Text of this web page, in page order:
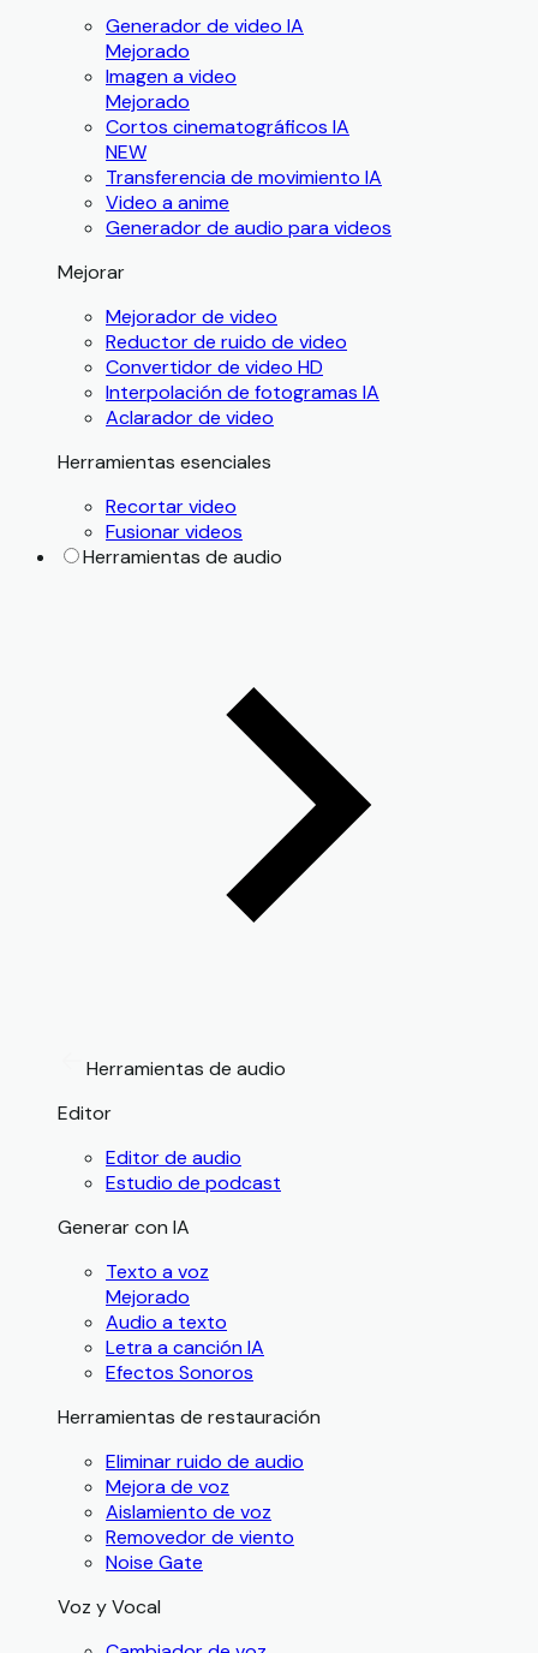
Generador de video IA
Mejorado
Imagen a video
Mejorado
Cortos cinematográficos IA
NEW
Transferencia de movimiento IA
Video a anime
Generador de audio para videos
Mejorar
Mejorador de video
Reductor de ruido de video
Convertidor de video HD
Interpolación de fotogramas IA
Aclarador de video
Herramientas esenciales
Recortar video
Fusionar videos
Herramientas de audio
Herramientas de audio
Editor
Editor de audio
Estudio de podcast
Generar con IA
Texto a voz
Mejorado
Audio a texto
Letra a canción IA
Efectos Sonoros
Herramientas de restauración
Eliminar ruido de audio
Mejora de voz
Aislamiento de voz
Removedor de viento
Noise Gate
Voz y Vocal